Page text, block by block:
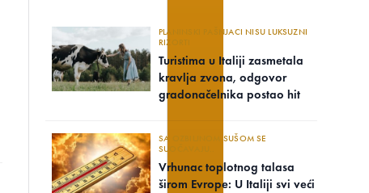
PLANINSKI PAŠNJACI NISU LUKSUZNI
RIZORTI
Turistima u Italiji zasmetala
kravlja zvona, odgovor
gradonačelnika postao hit
SA OZBILJNOM SUŠOM SE
SUOČAVAJU..
Vrhunac toplotnog talasa
širom Evrope: U Italiji svi veći